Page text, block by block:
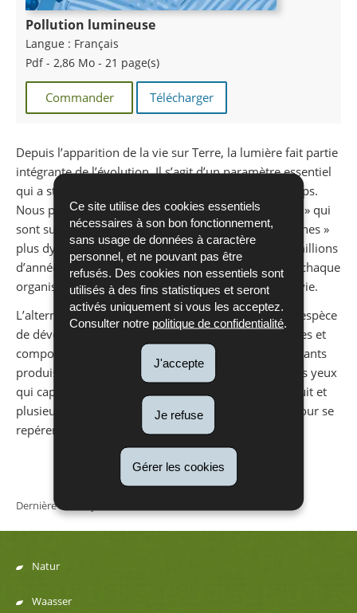
Ce site utilise des cookies essentiels
nécessaires à son bon fonctionnement,
sans usage de données à caractère
personnel, et ne pouvant pas être
refusés. Des cookies non essentiels sont
utilisés à des fins statistiques et seront
activés uniquement si vous les acceptez.
Consulter notre politique de confidentialité
J'accepte
Je refuse
Gérer les cookies
Pollution lumineuse
Langue : Français
Pdf - 2,86 Mo - 21 page(s)
Commander Télécharger
Depuis l’apparition de la vie sur Terre, la lumière fait partie
intégrante de l’évolution. Il s’agit d’un paramètre essentiel
qui a structuré et défini la vie du vivant au fil du temps.
Nous pouvons distinguer les espèces dites « diurnes » qui
sont surtout actives la journée, des espèces « nocturnes »
plus dynamiques durant la nuit. Ceci est le fruit de millions
d’années d’évolution et d’adaptations, permettant à chaque
organisme d’être en adéquation avec son milieu de vie.
L’alternance du jour et de la nuit a permis à chaque espèce
de développer des traits morphologiques, biologiques et
comportementaux qui les caractérisent. Les vers luisants
produisent de la lumière, les chouettes ont de grands yeux
qui captent le peu de lumière qui reste pendant la nuit et
plusieurs oiseaux migrateurs utilisent le ciel étoilé pour se
repérer.
Dernière mise à jour
Menu
Natur
Waasser